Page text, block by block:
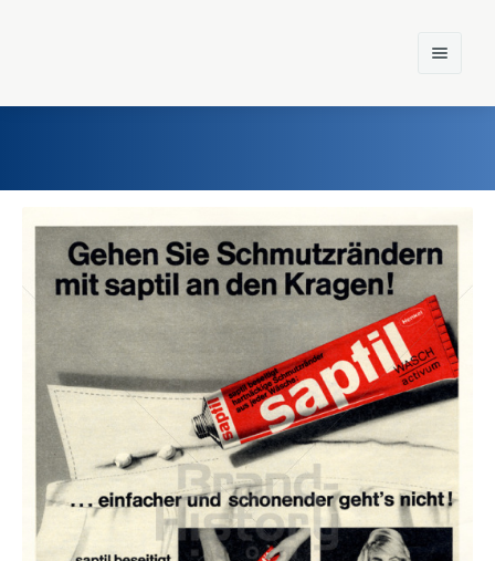
Einst und Heute
Epoche